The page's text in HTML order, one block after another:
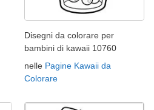
Disegni da colorare per
bambini di kawaii 10760
nelle Pagine Kawaii da
Colorare